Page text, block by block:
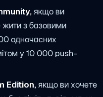
якщо ви
з базовими
одночасних
у 10 000 push-
Edition,якщо ви хочете